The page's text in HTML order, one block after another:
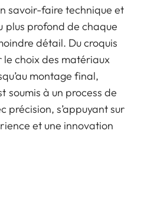
savoir-faire technique et
plus profond de chaque
détail. Du croquis
choix des matériaux
montage final,
soumis à un process de
s’appuyant sur
et une innovation